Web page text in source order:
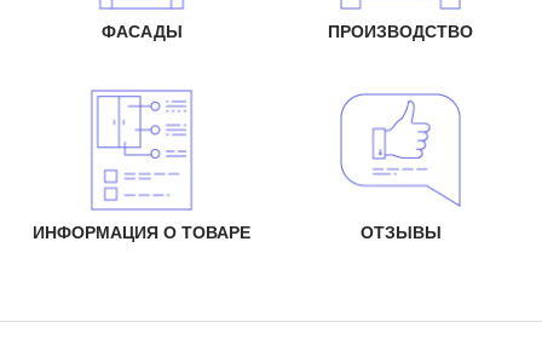
ФАСАДЫ ПРОИЗВОДСТВО
ИНФОРМАЦИЯ О ТОВАРЕ ОТЗЫВЫ